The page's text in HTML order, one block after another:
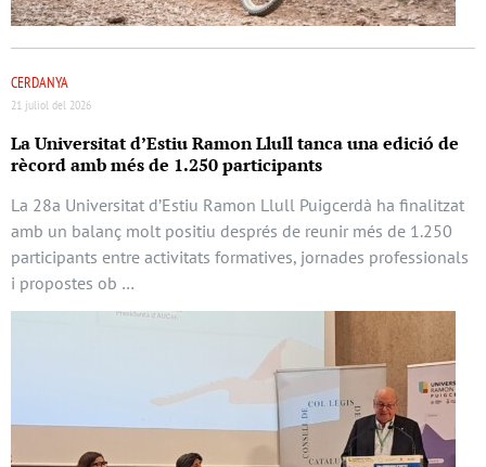
CERDANYA
21 juliol del 2026
La Universitat d’Estiu Ramon Llull tanca una edició de
rècord amb més de 1.250 participants
La 28a Universitat d’Estiu Ramon Llull Puigcerdà ha finalitzat
amb un balanç molt positiu després de reunir més de 1.250
participants entre activitats formatives, jornades professionals
i propostes ob …